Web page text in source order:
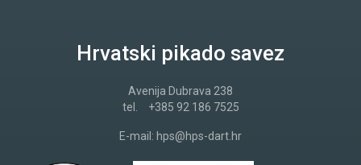
Hrvatski pikado savez
Avenija Dubrava 238
tel.
+385 92 186 7525
E-mail: hps@hps-dart.hr